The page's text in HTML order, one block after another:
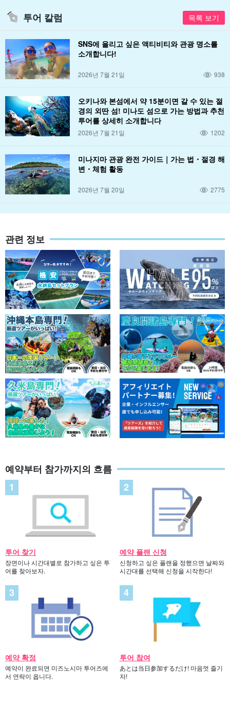
투어 칼럼 목록 보기
SNS에 올리고 싶은 액티비티와 관광 명소를
소개합니다!
2026년 7월 21일 938
오키나와 본섬에서 약 15분이면 갈 수 있는 절
경의 외딴 섬! 미나도 섬으로 가는 방법과 추천
투어를 상세히 소개합니다
2026년 7월 21일 1202
미나지마 관광 완전 가이드｜가는 법・절경 해
변・체험 활동
2026년 7월 20일 2775
관련 정보
예약부터 참가까지의 흐름
투어 찾기
장면이나 시간대별로 참가하고 싶은 투
어를 찾아보자.
예약 플랜 신청
신청하고 싶은 플랜을 정했으면 날짜와
시간대를 선택해 신청을 시작한다!
예약 확정
예약이 완료되면 미즈노시마 투어즈에
서 연락이 옵니다.
투어 참여
あとは当日参加するだけ! 마음껏 즐기
자!